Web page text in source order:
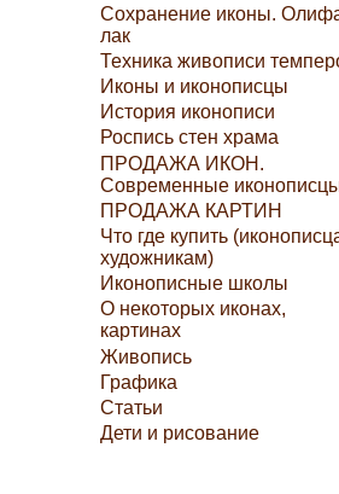
Сохранение иконы.
лак
Техника живописи
Иконы и иконописцы
История иконописи
Роспись стен храма
ПРОДАЖА ИКОН.
Современные
ПРОДАЖА КАРТИН
Что где купить
художникам)
Иконописные школы
О некоторых иконах,
картинах
Живопись
Графика
Статьи
Дети и рисование